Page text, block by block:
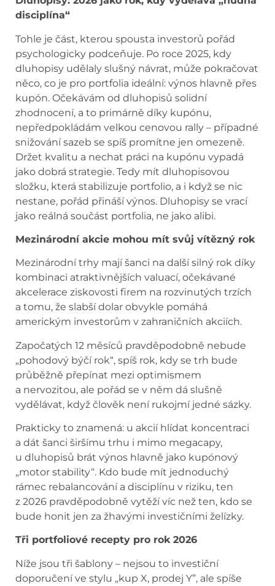
disciplína“
Tohle je část, kterou spousta investorů pořád
psychologicky podceňuje. Po roce 2025, kdy
dluhopisy udělaly slušný návrat, může pokračovat
něco, co je pro portfolia ideální: výnos hlavně přes
kupón. Očekávám od dluhopisů solidní
zhodnocení, a to primárně díky kupónu,
nepředpokládám velkou cenovou rally – případné
snižování sazeb se spíš promítne jen omezeně.
Držet kvalitu a nechat práci na kupónu vypadá
jako dobrá strategie. Tedy mít dluhopisovou
složku, která stabilizuje portfolio, a i když se nic
nestane, pořád přináší výnos. Dluhopisy se vrací
jako reálná součást portfolia, ne jako alibi.
Mezinárodní akcie mohou mít svůj vítězný rok
Mezinárodní trhy mají šanci na další silný rok díky
kombinaci atraktivnějších valuací, očekávané
akcelerace ziskovosti firem na rozvinutých trzích
a tomu, že slabší dolar obvykle pomáhá
americkým investorům v zahraničních akciích.
Započatých 12 měsíců pravděpodobně nebude
„pohodový býčí rok“, spíš rok, kdy se trh bude
průběžně přepínat mezi optimismem
a nervozitou, ale pořád se v něm dá slušně
vydělávat, když člověk není rukojmí jedné sázky.
Prakticky to znamená: u akcií hlídat koncentraci
a dát šanci širšímu trhu i mimo megacapy,
u dluhopisů brát výnos hlavně jako kupónový
„motor stability“. Kdo bude mít jednoduchý
rámec rebalancování a disciplínu v riziku, ten
z 2026 pravděpodobně vytěží víc než ten, kdo se
bude honit jen za žhavými investičními želízky.
Tři portfoliové recepty pro rok 2026
Níže jsou tři šablony – nejsou to investiční
doporučení ve stylu „kup X, prodej Y”, ale spíše